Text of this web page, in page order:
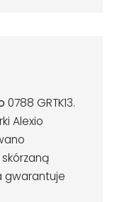
0788 GRTK13.
Alexio
gwarantuje